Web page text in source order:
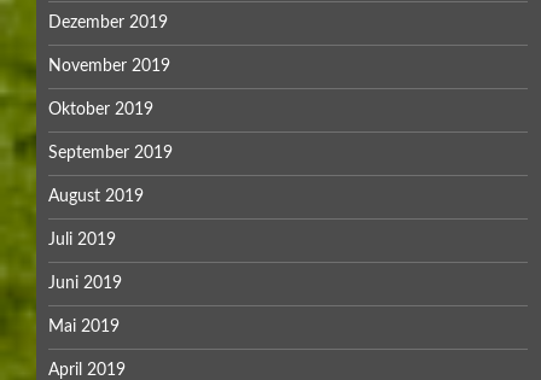
Dezember 2019
November 2019
Oktober 2019
September 2019
August 2019
Juli 2019
Juni 2019
Mai 2019
April 2019